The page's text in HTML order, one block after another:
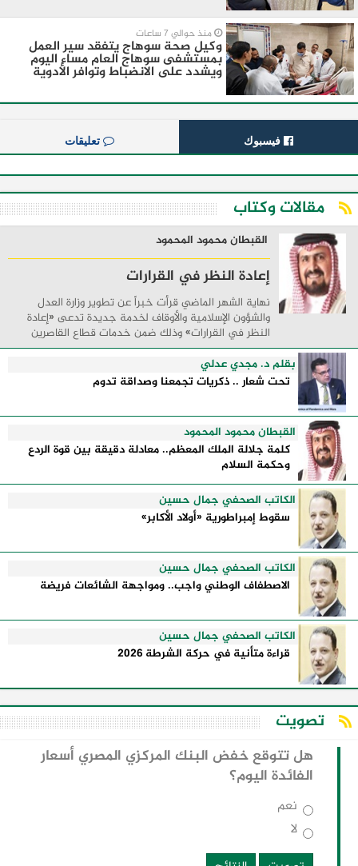
منذ حوالي 7 ساعات
وكيل صحة سوهاج يتفقد سير العمل
بمستشفى سوهاج العام مساء اليوم
ويشدد على الانضباط وتوافر الأدوية
فيسبوك تعليقات
مقالات وكتاب
القبطان محمود المحمود
إعادة النظر في القرارات
نهاية الشهر الماضي قرأت خبراً عن تطوير وزارة العدل
والشؤون الإسلامية والأوقاف لخدمة جديدة تدعى «إعادة
النظر في القرارات» وذلك ضمن خدمات قطاع القاصرين
بحيث تتيح للخاضعين للولاية والقائمين على ...
بقلم د. مجدي عدلي
تحت شعار .. ذكريات تجمعنا وصداقة تدوم
القبطان محمود المحمود
كلمة جلالة الملك المعظم.. معادلة دقيقة بين قوة الردع
وحكمة السلام
الكاتب الصحفي جمال حسين
سقوط إمبراطورية «أولاد الأكابر»
الكاتب الصحفي جمال حسين
الاصطفاف الوطني واجب.. ومواجهة الشائعات فريضة
الكاتب الصحفي جمال حسين
قراءة متأنية في حركة الشرطة 2026
تصويت
هل تتوقع خفض البنك المركزي المصري أسعار
الفائدة اليوم؟
نعم
لا